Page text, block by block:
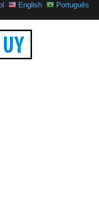
English Português